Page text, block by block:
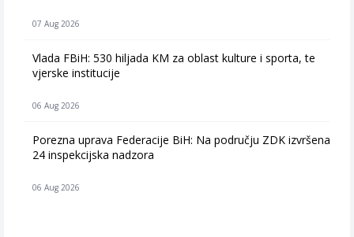
07 Aug 2026
Vlada FBiH: 530 hiljada KM za oblast kulture i sporta, te
vjerske institucije
06 Aug 2026
Porezna uprava Federacije BiH: Na području ZDK izvršena
24 inspekcijska nadzora
06 Aug 2026